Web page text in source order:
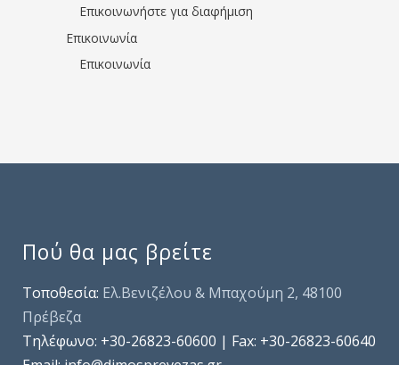
Επικοινωνήστε για διαφήμιση
Επικοινωνία
Επικοινωνία
Πού θα μας βρείτε
Τοποθεσία: Ελ.Βενιζέλου & Μπαχούμη 2, 48100
Πρέβεζα
Τηλέφωνo: +30-26823-60600 | Fax: +30-26823-60640